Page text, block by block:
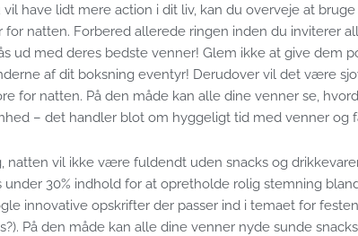
vil have lidt mere action i dit liv, kan du overveje at
for natten. Forbered allerede ringen inden du inviterer
ud med deres bedste venner! Glem ikke at give dem
af dit boksning eventyr! Derudover vil det være
for natten. På den måde kan alle dine venner se,
– det handler blot om hyggeligt tid med venner og
natten vil ikke være fuldendt uden snacks og
under 30% indhold for at opretholde rolig stemning
innovative opskrifter der passer ind i temaet for
På den måde kan alle dine venner nyde sunde